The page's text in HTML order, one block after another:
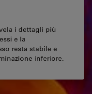
i dettagli più
e la
resta stabile e
inferiore.